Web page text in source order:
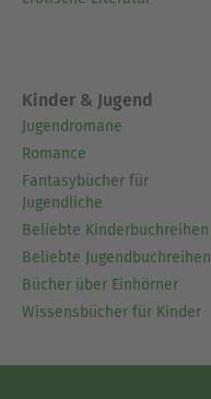
Kinder & Jugend
Jugendromane
Romance
Fantasybücher für
Jugendliche
Beliebte Kinderbuchreihen
Beliebte Jugendbuchreihen
Bücher über Einhörner
Wissensbücher für Kinder